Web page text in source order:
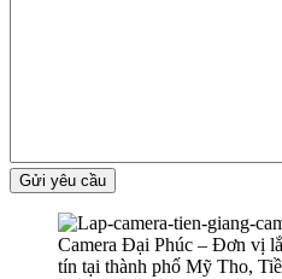
Camera Đại Phúc – Đơn vị
tín tại thành phố Mỹ Tho,